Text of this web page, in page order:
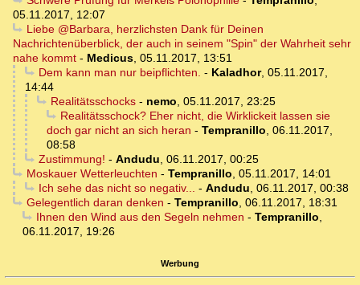
05.11.2017, 12:07
Liebe @Barbara, herzlichsten Dank für Deinen
Nachrichtenüberblick, der auch in seinem "Spin" der Wahrheit sehr
nahe kommt - Medicus, 05.11.2017, 13:51
Dem kann man nur beipflichten. - Kaladhor, 05.11.2017,
14:44
Realitätsschocks- nemo, 05.11.2017, 23:25
Realitätsschock? Eher nicht, die Wirklickeit lassen sie
doch gar nicht an sich heran - Tempranillo, 06.11.2017,
08:58
Zustimmung! - Andudu, 06.11.2017, 00:25
Moskauer Wetterleuchten - Tempranillo, 05.11.2017, 14:01
Ich sehe das nicht so negativ... - Andudu, 06.11.2017, 00:38
Gelegentlich daran denken - Tempranillo, 06.11.2017, 18:31
Ihnen den Wind aus den Segeln nehmen - Tempranillo,
06.11.2017, 19:26
Werbung